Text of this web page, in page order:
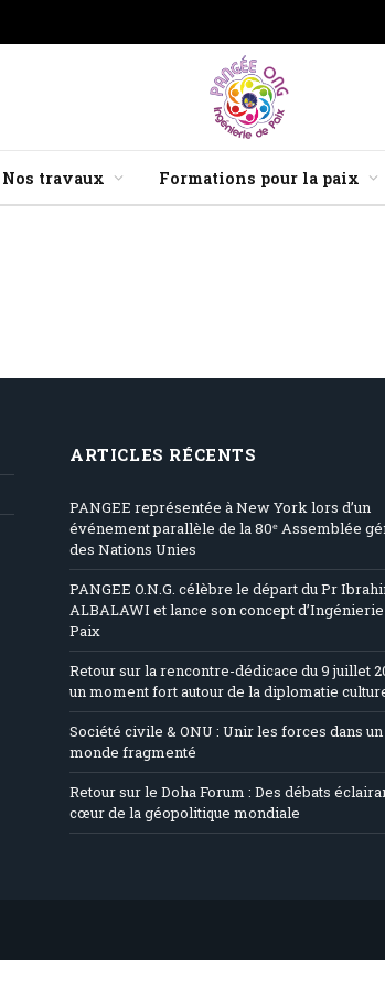
Nos travaux Formations pour la paix
ARTICLES RÉCENTS
PANGEE représentée à New York lors d’un
événement parallèle de la 80ᵉ Assemblée
des Nations Unies
PANGEE O.N.G. célèbre le départ du Pr
ALBALAWI et lance son concept
Paix
Retour sur la rencontre-dédicace du 9 juillet
un moment fort autour de la diplomatie
Société civile & ONU : Unir les forces dans un
monde fragmenté
Retour sur le Doha Forum : Des débats
cœur de la géopolitique mondiale